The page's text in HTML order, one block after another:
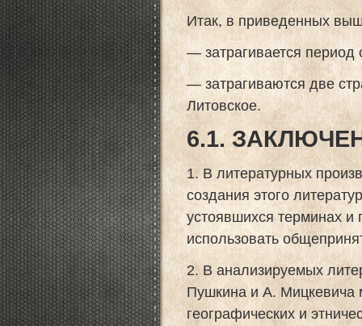
Итак, в приведенных
— затрагивается период
— затрагиваются две
Литовское.
6.1.
1. В литературных
создания этого
устоявшихся терминах и
использовать
2. В анализируемых
Пушкина и А. Мицкевича
географических и